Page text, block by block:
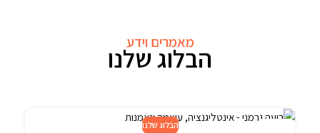
מאמרים וידע
הבלוג שלנו
הבלוג שלנו